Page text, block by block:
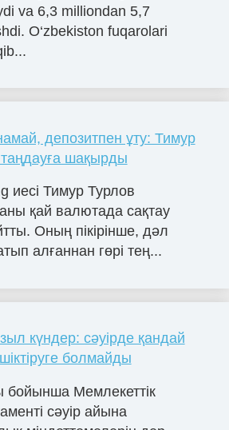
va 6,3 milliondan 5,7
O‘zbekiston fuqarolari
депозитпен ұту: Тимур
таңдауға шақырды
иесі Тимур Турлов
қай валютада сақтау
Оның пікірінше, дәл
алғаннан гөрі тең...
күндер: сәуірде қандай
болмайды
Мемлекеттік
сәуір айына